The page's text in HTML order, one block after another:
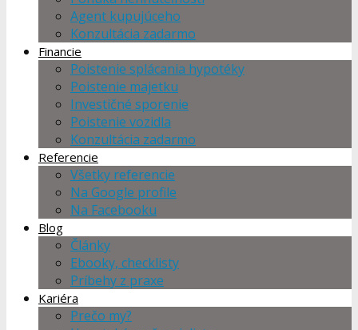
Agent kupujúceho
Konzultácia zadarmo
Financie
Poistenie splácania hypotéky
Poistenie majetku
Investičné sporenie
Poistenie vozidla
Konzultácia zadarmo
Referencie
Všetky referencie
Na Google profile
Na Facebooku
Blog
Články
Ebooky, checklisty
Príbehy z praxe
Kariéra
Prečo my?